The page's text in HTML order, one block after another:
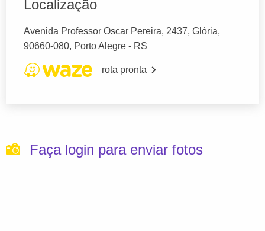
Localização
Avenida Professor Oscar Pereira, 2437, Glória,
90660-080, Porto Alegre - RS
rota pronta
Faça login para enviar fotos